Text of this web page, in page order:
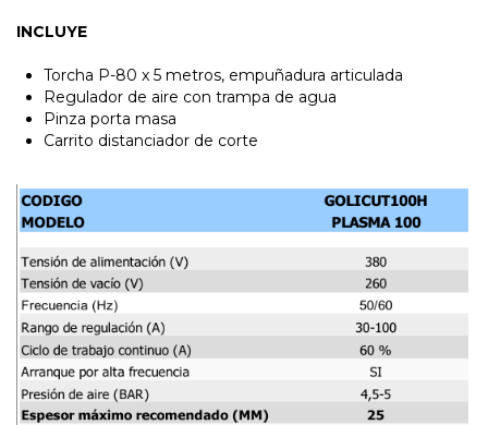
INCLUYE
Torcha P-80 x 5 metros, empuñadura articulada
Regulador de aire con trampa de agua
Pinza porta masa
Carrito distanciador de corte